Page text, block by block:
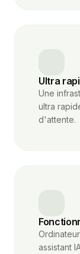
Ultra
Une
ultra
d'attente.
assistant